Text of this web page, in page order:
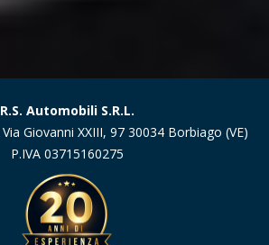
R.S. Automobili S.R.L.
Via Giovanni XXIII, 97 30034 Borbiago (VE)
P.IVA 03715160275